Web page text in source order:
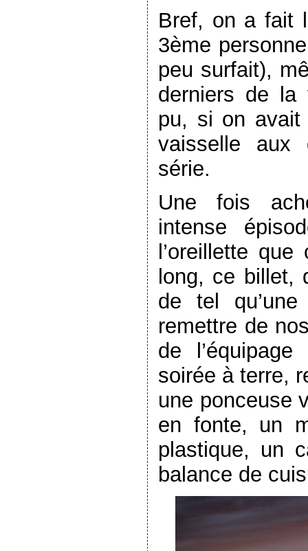
Bref, on a fait
3ème
peu surfait),
derniers de la
pu, si on avait
vaisselle aux
série.
Une fois
intense
l’oreillette
long, ce
de tel
remettre de
de
soirée à terre,
une ponceuse
en fonte, un
plastique, un
balance de